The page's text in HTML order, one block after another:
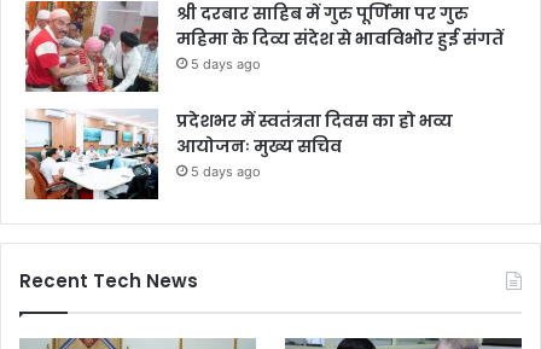
श्री दरबार साहिब में गुरु पूर्णिमा पर गुरु
महिमा के दिव्य संदेश से भावविभोर हुई संगतें
5 days ago
प्रदेशभर में स्वतंत्रता दिवस का हो भव्य
आयोजनः मुख्य सचिव
5 days ago
Recent Tech News